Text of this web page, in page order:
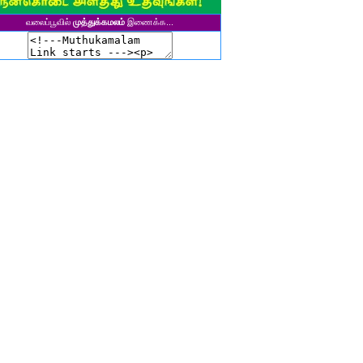
தனசேகரன்
ஹரிஹரன்
மு. பழனியப்பன்
வலைப்பூவில் முத்துக்கமலம் இணைக்க...